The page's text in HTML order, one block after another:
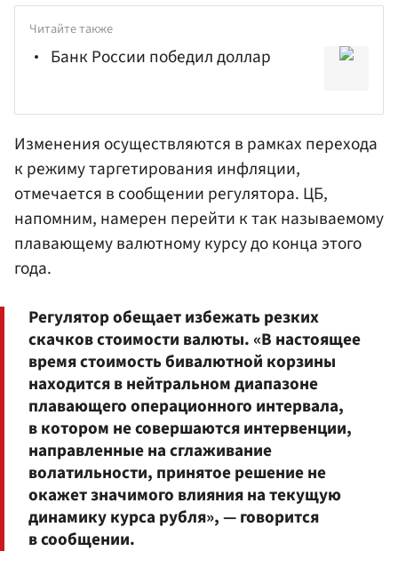
Читайте также
Банк России победил доллар
Изменения осуществляются в рамках перехода
к режиму таргетирования инфляции,
отмечается в сообщении регулятора. ЦБ,
напомним, намерен перейти к так называемому
плавающему валютному курсу до конца этого
года.
Регулятор обещает избежать резких
скачков стоимости валюты. «В настоящее
время стоимость бивалютной корзины
находится в нейтральном диапазоне
плавающего операционного интервала,
в котором не совершаются интервенции,
направленные на сглаживание
волатильности, принятое решение не
окажет значимого влияния на текущую
динамику курса рубля», — говорится
в сообщении.